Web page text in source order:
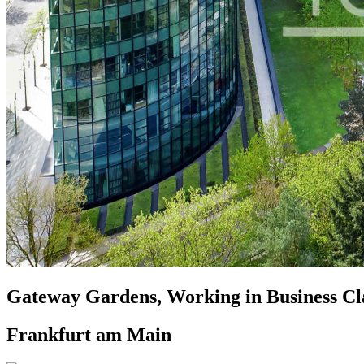
Gateway Gardens, Working in Business
Frankfurt am Main